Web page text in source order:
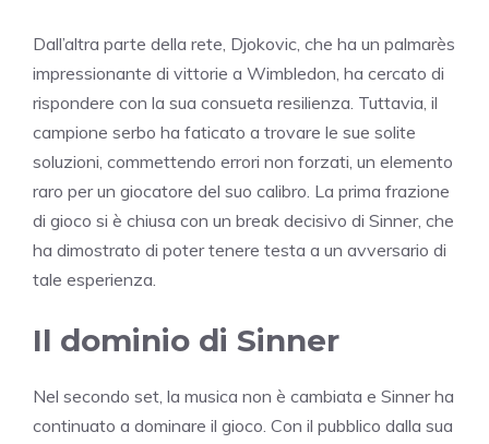
Dall’altra parte della rete, Djokovic, che ha un palmarès
impressionante di vittorie a Wimbledon, ha cercato di
rispondere con la sua consueta resilienza. Tuttavia, il
campione serbo ha faticato a trovare le sue solite
soluzioni, commettendo errori non forzati, un elemento
raro per un giocatore del suo calibro. La prima frazione
di gioco si è chiusa con un break decisivo di Sinner, che
ha dimostrato di poter tenere testa a un avversario di
tale esperienza.
Il dominio di Sinner
Nel secondo set, la musica non è cambiata e Sinner ha
continuato a dominare il gioco. Con il pubblico dalla sua